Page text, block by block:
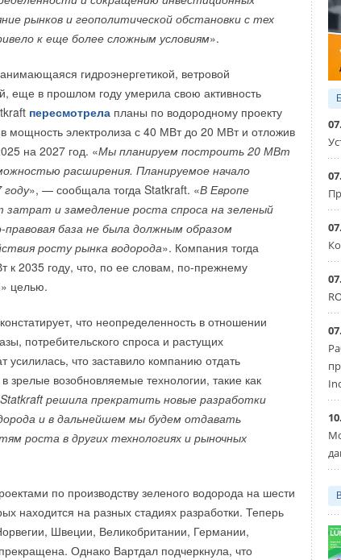
рынков и геополитической обстановки с тех
к еще более сложным условиям».
гидроэнергетикой, ветровой
еще в прошлом году умерила свою активность
пересмотрела планы по водородному проекту
мощность электролиза с 40 МВт до 20 МВт и отложив
на 2027 год. «Мы планируем построить 20 МВт
расширения. Планируемое начало
», — сообщала тогда Statkraft. «В Европе
затрат и замедление роста спроса на зеленый
база не была должным образом
росту рынка водорода». Компания тогда
к 2035 году, что, по ее словам, по-прежнему
целью.
что неопределенность в отношении
потребительского спроса и растущих
усилилась, что заставило компанию отдать
зрелые возобновляемые технологии, такие как
Statkraft решила прекратить новые разработки
и в дальнейшем мы будем отдавать
роста в других технологиях и рыночных
по производству зеленого водорода на шести
находится на разных стадиях разработки. Теперь
Швеции, Великобритании, Германии,
Однако Вартдал подчеркнула, что
гибридной башни SI-200455, которая
4000-тонный наземный кран Sany Heavy
выполнить все работы полного цикла при
только собственное оборудование (включая
турбины, башни и т. д.).
, что на ветровой электростанции Боли
Хэйлунцзян на северо-востоке Китая
на гибридных (бетон-сталь) башнях разработки
четырехугольной пространственной фермой).
на метр выше.
производитель ветрогенераторов Nordex
турбину N175/6. X на разработанной собственными
башне высотой 179 метров в ФРГ.
комментарии к новости (
дебютировали на российском рынке совсем
на учет в России в июне 2024 года.
нашем авторынке в ноябре прошлого года.
кроссовер Geely EX5 впервые добрался до России
года.
Уведомления отключены